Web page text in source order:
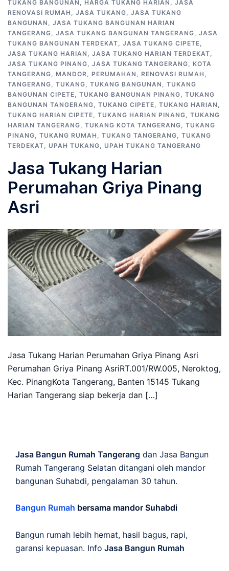
TUKANG BANGUNAN , HARGA TUKANG HARIAN , JASA
RENOVASI RUMAH , JASA TUKANG, JASA TUKANG
BANGUNAN , JASA TUKANG BANGUNAN HARIAN
TANGERANG, JASA TUKANG BANGUNAN TANGERANG, JASA
TUKANG BANGUNAN TERDEKAT, JASA TUKANG CIPETE,
JASA TUKANG HARIAN , JASA TUKANG HARIAN TERDEKAT,
JASA TUKANG PINANG, JASA TUKANG TANGERANG, KOTA
TANGERANG, MANDOR, PERUMAHAN , RENOVASI RUMAH ,
TANGERANG, TUKANG, TUKANG BANGUNAN , TUKANG
BANGUNAN CIPETE, TUKANG BANGUNAN PINANG, TUKANG
BANGUNAN TANGERANG, TUKANG CIPETE, TUKANG HARIAN ,
TUKANG HARIAN CIPETE, TUKANG HARIAN PINANG, TUKANG
HARIAN TANGERANG, TUKANG KOTA TANGERANG, TUKANG
PINANG, TUKANG RUMAH , TUKANG TANGERANG, TUKANG
TERDEKAT, UPAH TUKANG, UPAH TUKANG TANGERANG
Jasa Tukang Harian
Perumahan Griya Pinang
Asri
Jasa Tukang Harian Perumahan Griya Pinang Asri
Perumahan Griya Pinang AsriRT.001/RW.005, Neroktog,
Kec. PinangKota Tangerang, Banten 15145 Tukang
Harian Tangerang siap bekerja dan […]
Jasa Bangun Rumah Tangerang dan Jasa Bangun
Rumah Tangerang Selatan ditangani oleh mandor
bangunan Suhabdi, pengalaman 30 tahun.
Bangun Rumah bersama mandor Suhabdi
Bangun rumah lebih hemat, hasil bagus, rapi,
garansi kepuasan. Info Jasa Bangun Rumah